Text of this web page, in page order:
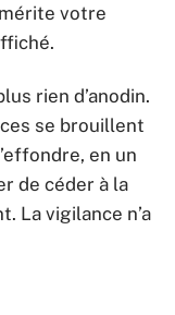
votre
rien d’anodin.
se brouillent
en un
de céder à la
La vigilance n’a